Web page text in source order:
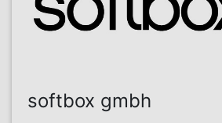
softbox gmbh